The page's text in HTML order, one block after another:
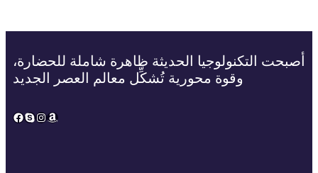
أصبحت التكنولوجيا الحديثة ظاهرة شاملة للحضارة،
وقوة محورية تُشكِّل معالم العصر الجديد
Facebook
Skype
Instagram
Amazon